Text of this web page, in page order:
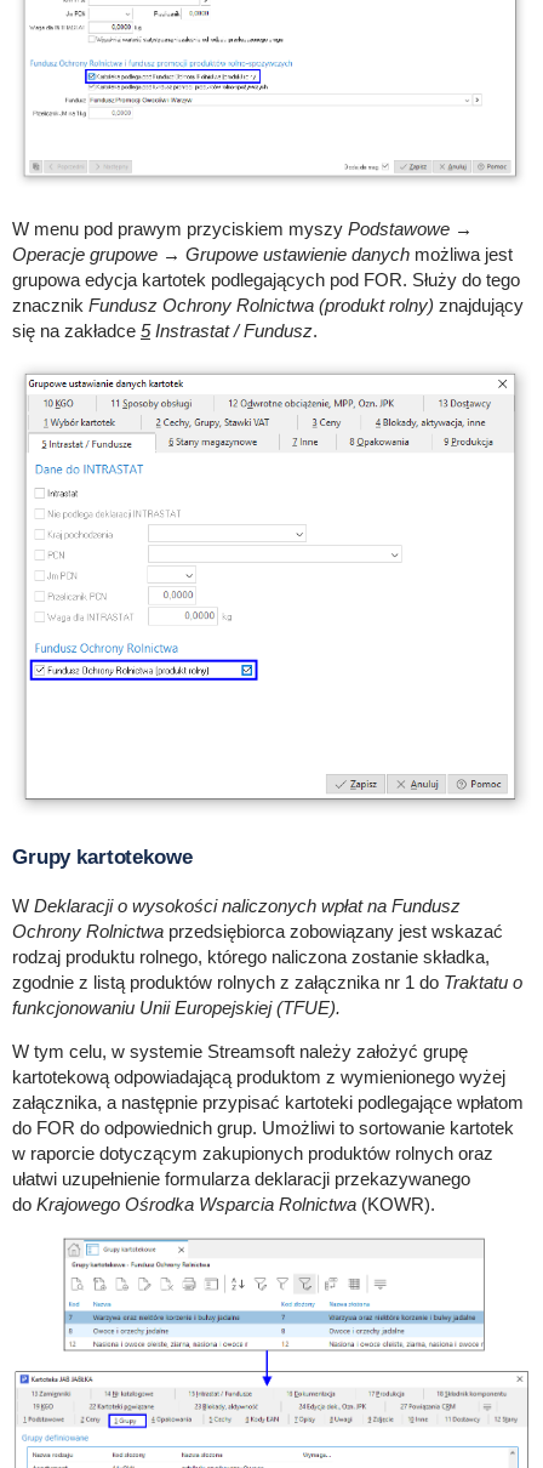
W menu pod prawym przyciskiem myszy Podstawowe →
Operacje grupowe → Grupowe ustawienie danychmożliwa jest
grupowa edycja kartotek podlegających pod FOR. Służy do tego
znacznik Fundusz Ochrony Rolnictwa (produkt rolny) znajdujący
się na zakładce 5Instrastat / Fundusz.
Grupy kartotekowe
W Deklaracji o wysokości naliczonych wpłat na Fundusz
Ochrony Rolnictwaprzedsiębiorca zobowiązany jest wskazać
rodzaj produktu rolnego, którego naliczona zostanie składka,
zgodnie z listą produktów rolnych z załącznika nr 1 do Traktatu o
funkcjonowaniu Unii Europejskiej (TFUE).
W tym celu, w systemie Streamsoft należy założyć grupę
kartotekową odpowiadającą produktom z wymienionego wyżej
załącznika, a następnie przypisać kartoteki podlegające wpłatom
do FOR do odpowiednich grup. Umożliwi to sortowanie kartotek
w raporcie dotyczącym zakupionych produktów rolnych oraz
ułatwi uzupełnienie formularza deklaracji przekazywanego
do Krajowego Ośrodka Wsparcia Rolnictwa(KOWR).